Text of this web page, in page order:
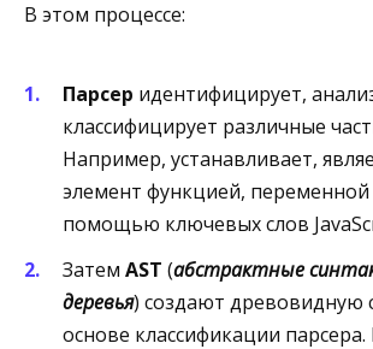
В этом процессе:
Парсер идентифицирует,
классифицирует различные
Например, устанавливает,
элемент функцией, переменной
помощью ключевых слов
Затем AST (абстрактные
деревья) создают древовидную
основе классификации